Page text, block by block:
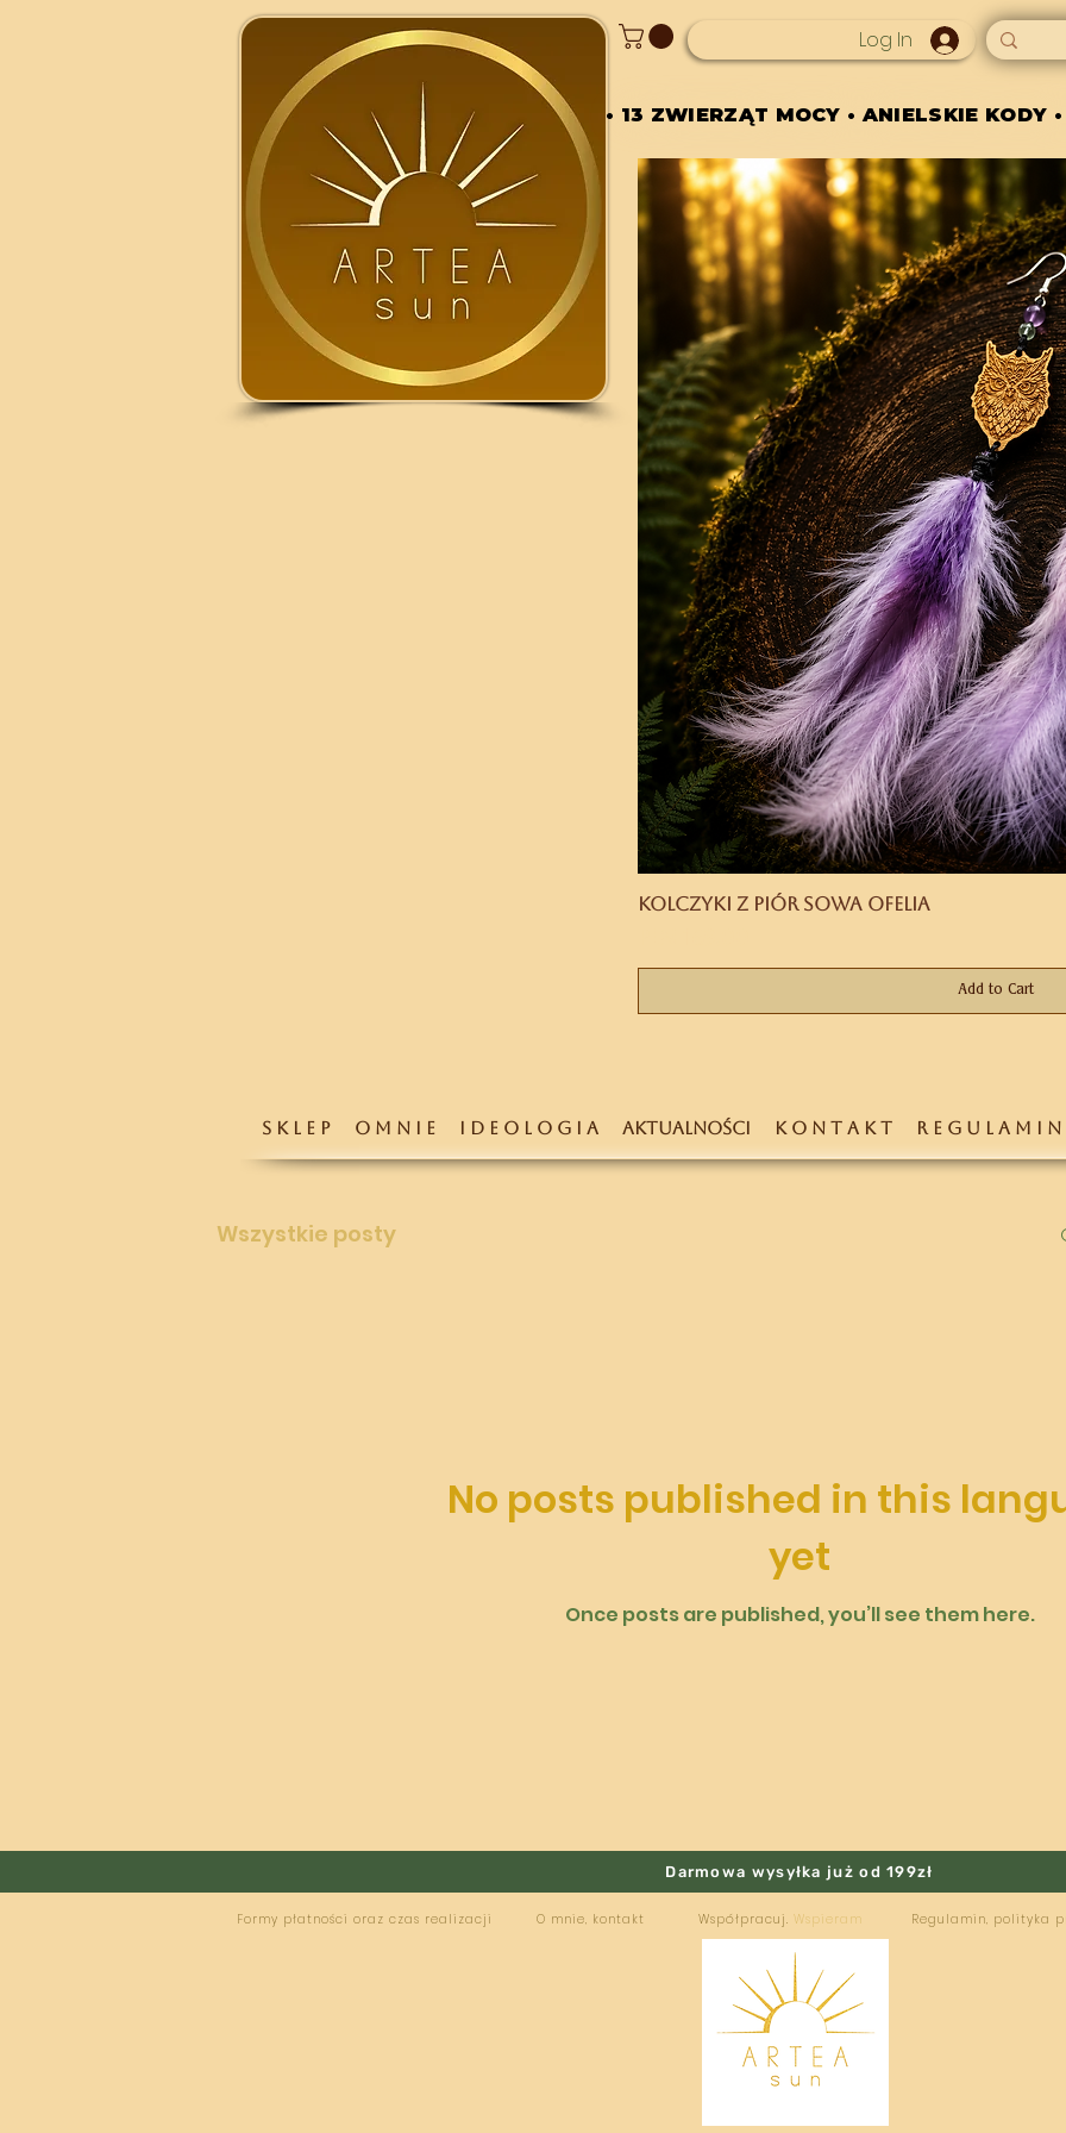
Log In
• 13 ZWIERZĄT MOCY • ANIELSKIE KODY
• 13 ZWIERZĄT MOCY • ANIELSKIE KODY
Kolczyki z piór Sowa Ofelia
Add to Cart
S K L E P O M N I E I D E O L O G I A AKTUALNOŚCI K O N T A K T R E G U L A M I N
Wszystkie posty
No posts published in this
yet
Once posts are published, you’ll see them here.
Darmowa wysyłka już od 199zł
Formy płatności oraz czas realizacji O mnie, kontakt Współpracuj. Wspieram Regulamin, polityka
ARTEA
SUN